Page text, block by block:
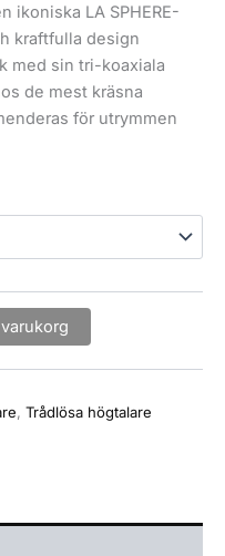
ikoniska LA SPHERE-
kraftfulla design
med sin tri-koaxiala
de mest kräsna
för utrymmen
, Trådlösa högtalare